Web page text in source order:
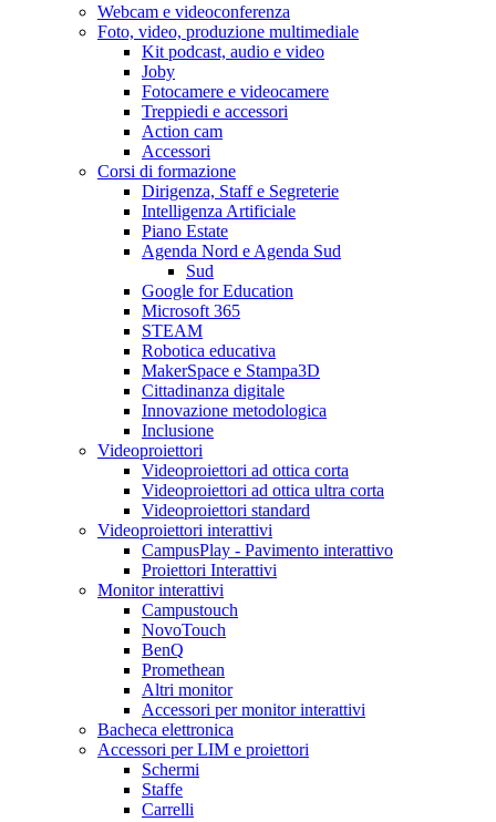
Webcam e videoconferenza
Foto, video, produzione multimediale
Kit podcast, audio e video
Joby
Fotocamere e videocamere
Treppiedi e accessori
Action cam
Accessori
Corsi di formazione
Dirigenza, Staff e Segreterie
Intelligenza Artificiale
Piano Estate
Agenda Nord e Agenda Sud
Sud
Google for Education
Microsoft 365
STEAM
Robotica educativa
MakerSpace e Stampa3D
Cittadinanza digitale
Innovazione metodologica
Inclusione
Videoproiettori
Videoproiettori ad ottica corta
Videoproiettori ad ottica ultra corta
Videoproiettori standard
Videoproiettori interattivi
CampusPlay - Pavimento interattivo
Proiettori Interattivi
Monitor interattivi
Campustouch
NovoTouch
BenQ
Promethean
Altri monitor
Accessori per monitor interattivi
Bacheca elettronica
Accessori per LIM e proiettori
Schermi
Staffe
Carrelli